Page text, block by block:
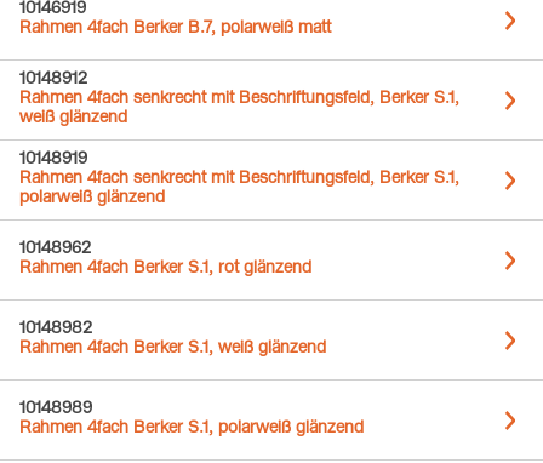
10146919
Rahmen 4fach Berker B.7, polarweiß matt
10148912
Rahmen 4fach senkrecht mit Beschriftungsfeld, Berker S.1,
weiß glänzend
10148919
Rahmen 4fach senkrecht mit Beschriftungsfeld, Berker S.1,
polarweiß glänzend
10148962
Rahmen 4fach Berker S.1, rot glänzend
10148982
Rahmen 4fach Berker S.1, weiß glänzend
10148989
Rahmen 4fach Berker S.1, polarweiß glänzend